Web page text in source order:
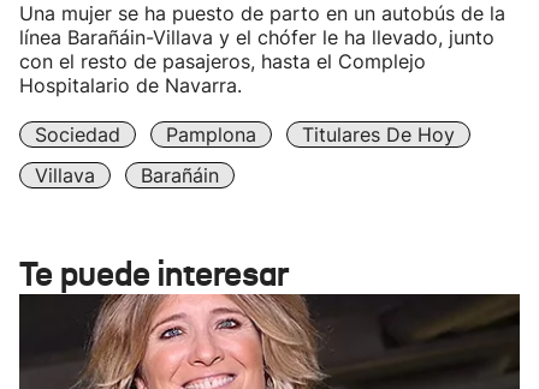
Una mujer se ha puesto de parto en un autobús de la
línea Barañáin-Villava y el chófer le ha llevado, junto
con el resto de pasajeros, hasta el Complejo
Hospitalario de Navarra.
Sociedad Pamplona
Titulares De Hoy
Villava
Barañáin
Te puede interesar